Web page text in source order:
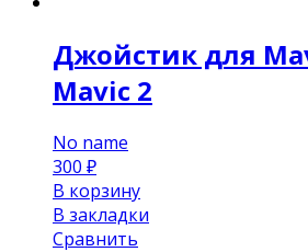
Джойстик для
Mavic 2
No name
300 ₽
В корзину
В закладки
Сравнить